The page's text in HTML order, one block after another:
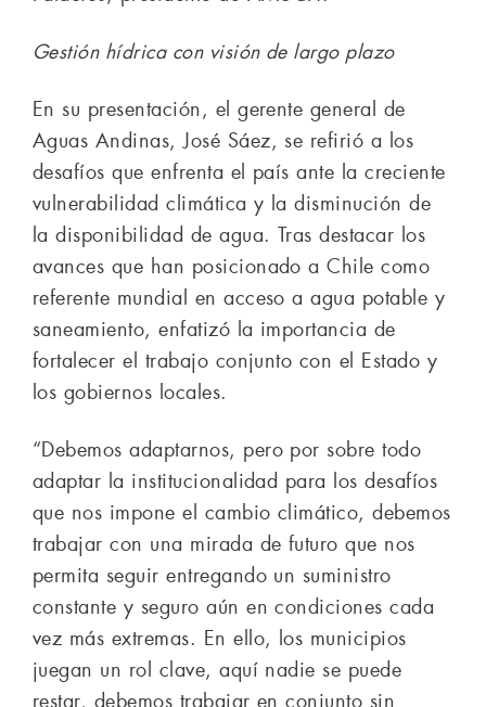
Gestión hídrica con visión de largo plazo
En su presentación, el gerente general de
Aguas Andinas, José Sáez, se refirió a los
desafíos que enfrenta el país ante la creciente
vulnerabilidad climática y la disminución de
la disponibilidad de agua. Tras destacar los
avances que han posicionado a Chile como
referente mundial en acceso a agua potable y
saneamiento, enfatizó la importancia de
fortalecer el trabajo conjunto con el Estado y
los gobiernos locales.
“Debemos adaptarnos, pero por sobre todo
adaptar la institucionalidad para los desafíos
que nos impone el cambio climático, debemos
trabajar con una mirada de futuro que nos
permita seguir entregando un suministro
constante y seguro aún en condiciones cada
vez más extremas. En ello, los municipios
juegan un rol clave, aquí nadie se puede
restar, debemos trabajar en conjunto sin